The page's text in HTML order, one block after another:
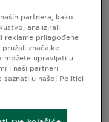
Prirodno
partnera, kako
analizirali
reklame prilagođene
značajke
možete upravljati u
i naši partneri
u našoj Politici